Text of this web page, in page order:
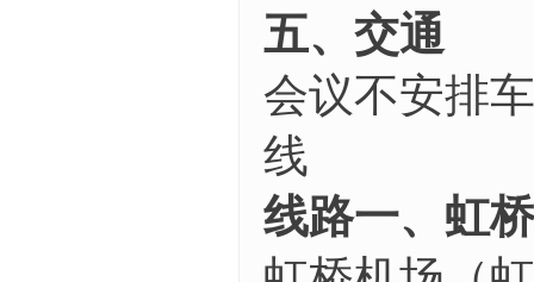
五、交通
会议不安排
线
线路一、虹